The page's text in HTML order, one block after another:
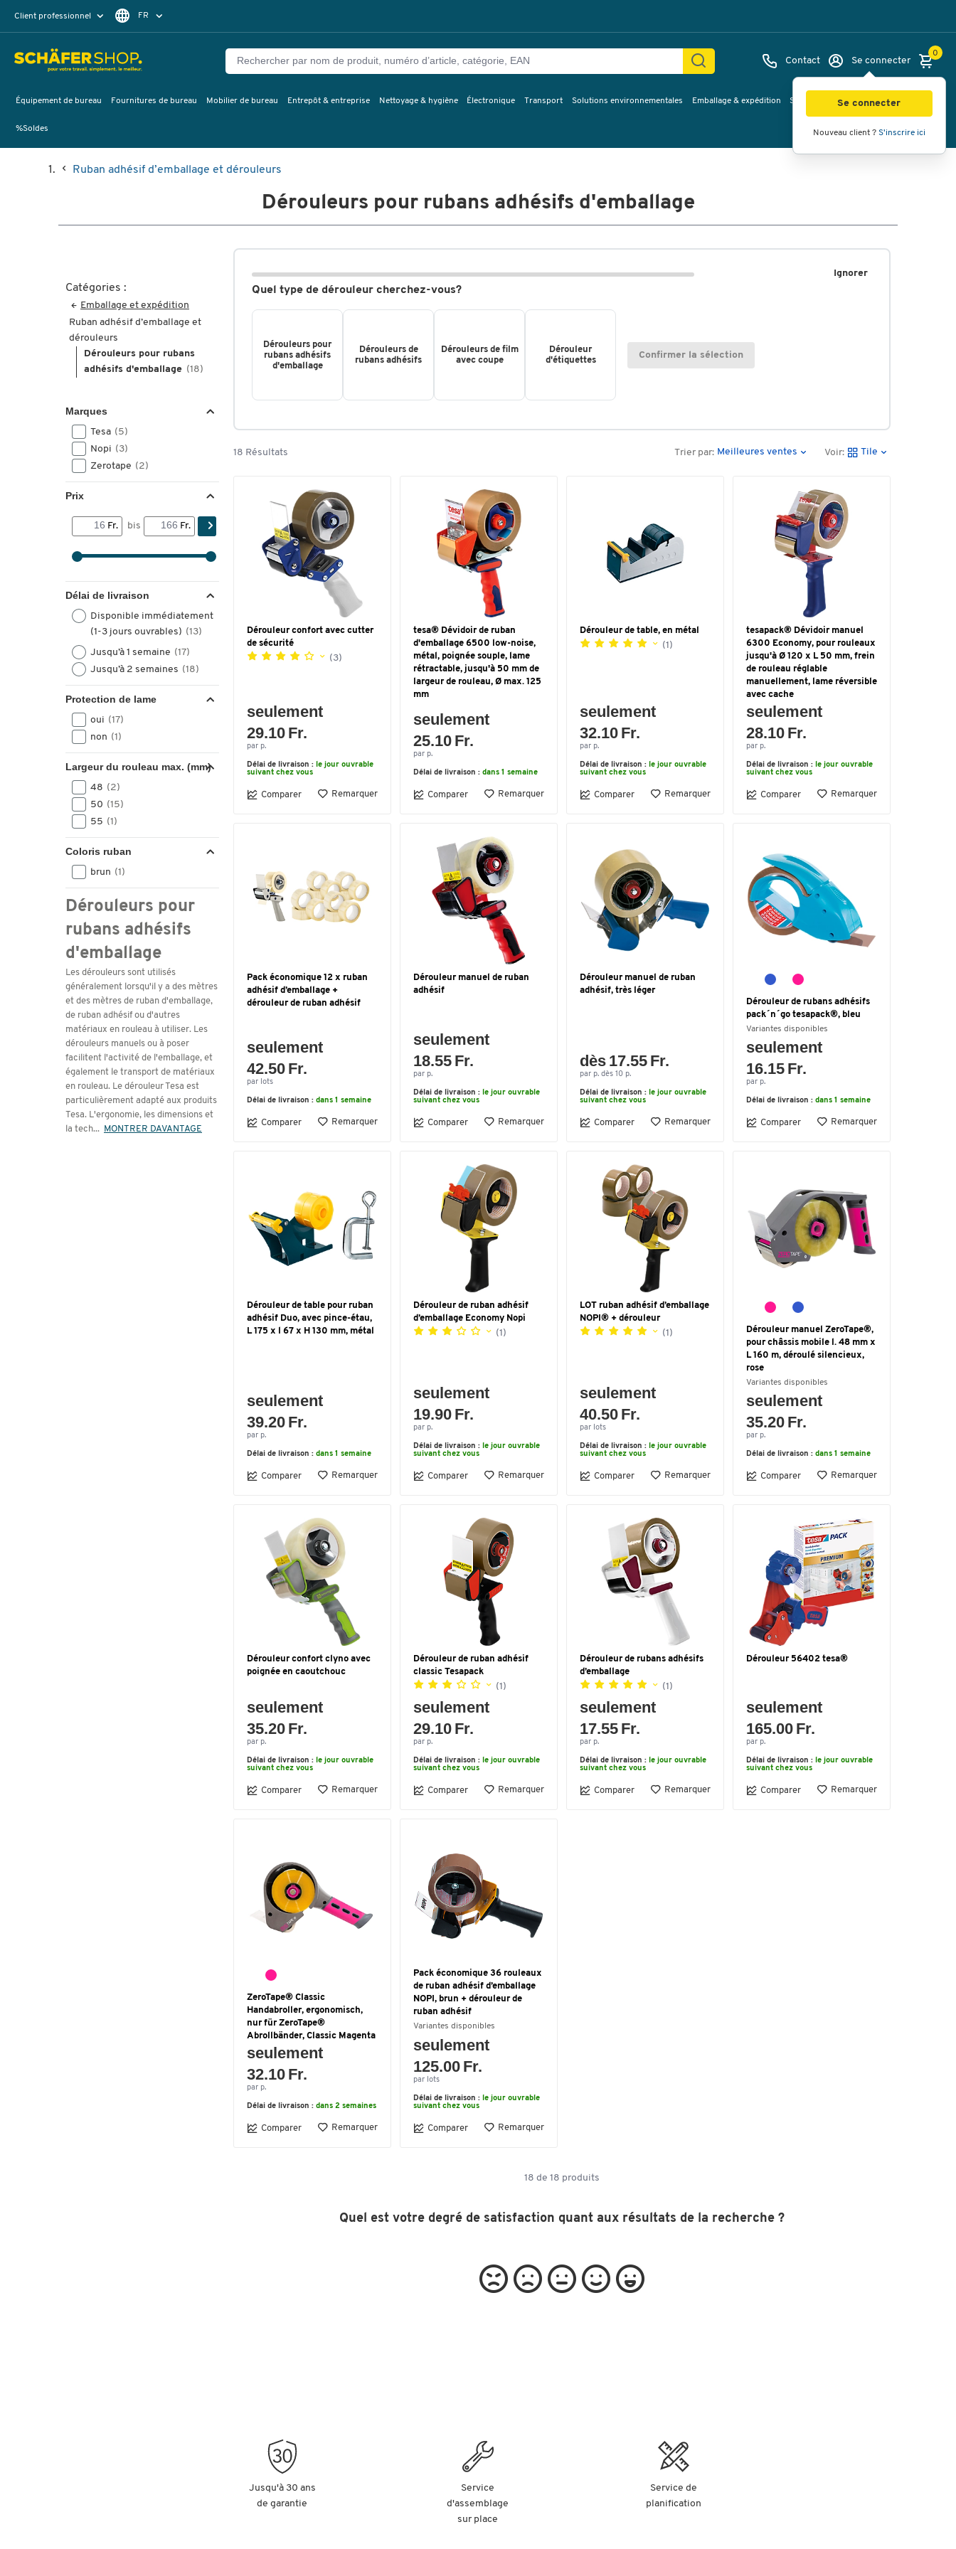
Client professionnel FR
EN Contact Se connecter
Se connecter
Nouveau client ? S'inscrire ici
0
Équipement de bureau Fournitures de bureau Mobilier de bureau Entrepôt & entreprise Nettoyage & hygiène Électronique Transport Solutions environnementales Emballage & expédition Service & Planification Inspirations
%Soldes
Ruban adhésif d’emballage et dérouleurs
Dérouleurs pour rubans adhésifs d'emballage
Catégories :
Emballage et expédition
Ruban adhésif d’emballage et
dérouleurs
Dérouleurs pour rubans
adhésifs d'emballage (18)
Marques
Tesa (5)
Nopi (3)
Zerotape (2)
Prix
Fr. bis Fr.
Délai de livraison
Disponible immédiatement
(1-3 jours ouvrables) (13)
Jusqu’à 1 semaine (17)
Jusqu’à 2 semaines (18)
Protection de lame
oui (17)
non (1)
Largeur du rouleau max. (mm)
48 (2)
50 (15)
55 (1)
Coloris ruban
brun (1)
Dérouleurs pour
rubans adhésifs
d'emballage
Les dérouleurs sont utilisés
généralement lorsqu'il y a des mètres
et des mètres de ruban d'emballage,
de ruban adhésif ou d'autres
matériaux en rouleau à utiliser. Les
dérouleurs manuels ou à poser
facilitent l'activité de l'emballage, et
également le transport de matériaux
en rouleau. Le dérouleur Tesa est
particulièrement adapté aux produits
Tesa. L'ergonomie, les dimensions et
la tech... MONTRER DAVANTAGE
Quel type de dérouleur cherchez-vous?
Ignorer
Dérouleurs pour
rubans adhésifs
d'emballage
Dérouleurs de
rubans adhésifs
Dérouleurs de film
avec coupe
Dérouleur
d'étiquettes
Confirmer la sélection
18 Résultats Trier par: Meilleures ventes Voir: Tile
Dérouleur confort avec cutter
de sécurité
(3)
seulement
29.10 Fr.
par p.
Délai de livraison : le jour ouvrable
suivant chez vous
Comparer Remarquer
tesa® Dévidoir de ruban
d'emballage 6500 low-noise,
métal, poignée souple, lame
rétractable, jusqu'à 50 mm de
largeur de rouleau, Ø max. 125
mm
seulement
25.10 Fr.
par p.
Délai de livraison : dans 1 semaine
Comparer Remarquer
Dérouleur de table, en métal
(1)
seulement
32.10 Fr.
par p.
Délai de livraison : le jour ouvrable
suivant chez vous
Comparer Remarquer
tesapack® Dévidoir manuel
6300 Economy, pour rouleaux
jusqu'à Ø 120 x L 50 mm, frein
de rouleau réglable
manuellement, lame réversible
avec cache
seulement
28.10 Fr.
par p.
Délai de livraison : le jour ouvrable
suivant chez vous
Comparer Remarquer
Pack économique 12 x ruban
adhésif d’emballage +
dérouleur de ruban adhésif
seulement
42.50 Fr.
par lots
Délai de livraison : dans 1 semaine
Comparer Remarquer
Dérouleur manuel de ruban
adhésif
seulement
18.55 Fr.
par p.
Délai de livraison : le jour ouvrable
suivant chez vous
Comparer Remarquer
Dérouleur manuel de ruban
adhésif, très léger
dès 17.55 Fr.
par p. dès 10 p.
Délai de livraison : le jour ouvrable
suivant chez vous
Comparer Remarquer
Dérouleur de rubans adhésifs
pack´n´go tesapack®, bleu
Variantes disponibles
seulement
16.15 Fr.
par p.
Délai de livraison : dans 1 semaine
Comparer Remarquer
Dérouleur de table pour ruban
adhésif Duo, avec pince-étau,
L 175 x l 67 x H 130 mm, métal
seulement
39.20 Fr.
par p.
Délai de livraison : dans 1 semaine
Comparer Remarquer
Dérouleur de ruban adhésif
d’emballage Economy Nopi
(1)
seulement
19.90 Fr.
par p.
Délai de livraison : le jour ouvrable
suivant chez vous
Comparer Remarquer
LOT ruban adhésif d’emballage
NOPI® + dérouleur
(1)
seulement
40.50 Fr.
par lots
Délai de livraison : le jour ouvrable
suivant chez vous
Comparer Remarquer
Dérouleur manuel ZeroTape®,
pour châssis mobile l. 48 mm x
L 160 m, déroulé silencieux,
rose
Variantes disponibles
seulement
35.20 Fr.
par p.
Délai de livraison : dans 1 semaine
Comparer Remarquer
Dérouleur confort clyno avec
poignée en caoutchouc
seulement
35.20 Fr.
par p.
Délai de livraison : le jour ouvrable
suivant chez vous
Comparer Remarquer
Dérouleur de ruban adhésif
classic Tesapack
(1)
seulement
29.10 Fr.
par p.
Délai de livraison : le jour ouvrable
suivant chez vous
Comparer Remarquer
Dérouleur de rubans adhésifs
d’emballage
(1)
seulement
17.55 Fr.
par p.
Délai de livraison : le jour ouvrable
suivant chez vous
Comparer Remarquer
Dérouleur 56402 tesa®
seulement
165.00 Fr.
par p.
Délai de livraison : le jour ouvrable
suivant chez vous
Comparer Remarquer
ZeroTape® Classic
Handabroller, ergonomisch,
nur für ZeroTape®
Abrollbänder, Classic Magenta
seulement
32.10 Fr.
par p.
Délai de livraison : dans 2 semaines
Comparer Remarquer
Pack économique 36 rouleaux
de ruban adhésif d’emballage
NOPI, brun + dérouleur de
ruban adhésif
Variantes disponibles
seulement
125.00 Fr.
par lots
Délai de livraison : le jour ouvrable
suivant chez vous
Comparer Remarquer
18 de 18 produits
Quel est votre degré de satisfaction quant aux résultats de la recherche ?
Jusqu'à 30 ans
de garantie
Service
d'assemblage
sur place
Service de
planification